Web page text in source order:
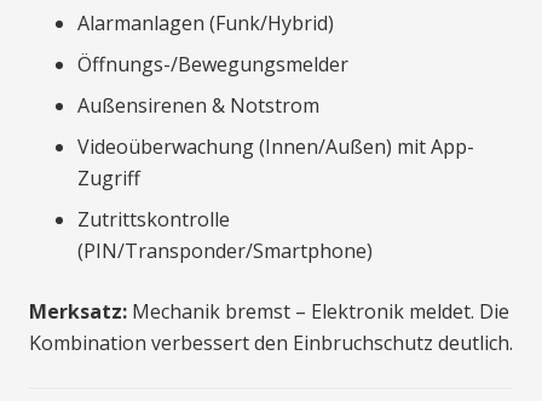
Alarmanlagen (Funk/Hybrid)
Öffnungs-/Bewegungsmelder
Außensirenen & Notstrom
Videoüberwachung (Innen/Außen) mit App-
Zugriff
Zutrittskontrolle
(PIN/Transponder/Smartphone)
Merksatz: Mechanik bremst – Elektronik meldet. Die
Kombination verbessert den Einbruchschutz deutlich.